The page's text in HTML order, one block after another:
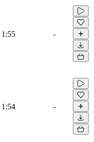
1:55 -
1:54 -